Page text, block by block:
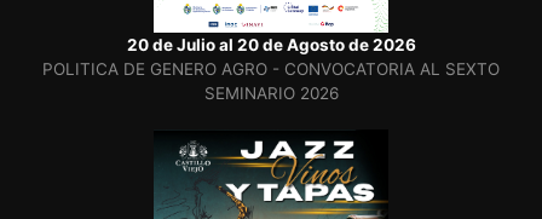
20 de Julio al 20 de Agosto de 2026
POLITICA DE GENERO AGRO - CONVOCATORIA AL SEXTO
SEMINARIO 2026